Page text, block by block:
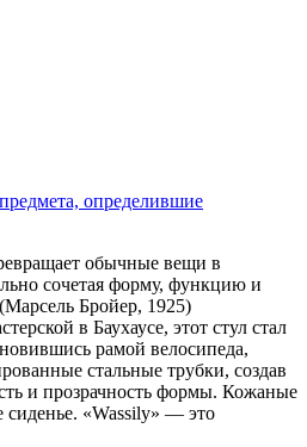
определившие
обычные вещи в
сочетая форму, функцию и
Бройер, 1925)
в Баухаусе, этот стул стал
рамой велосипеда,
стальные трубки, создав
и прозрачность формы. Кожаные
сиденье. «Wassily» — это